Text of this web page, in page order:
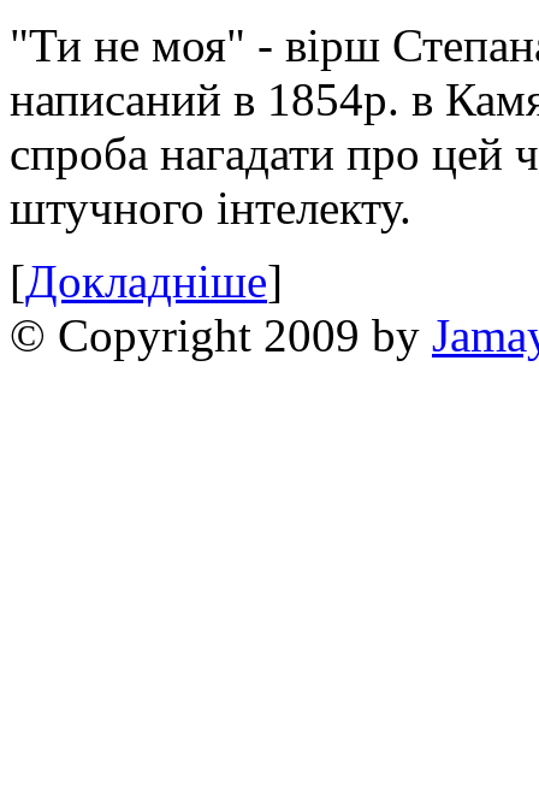
"Ти не моя" - вірш
написаний в 1854р. в
спроба нагадати про цей
штучного інтелекту.
[Докладніше]
© Copyright 2009 by